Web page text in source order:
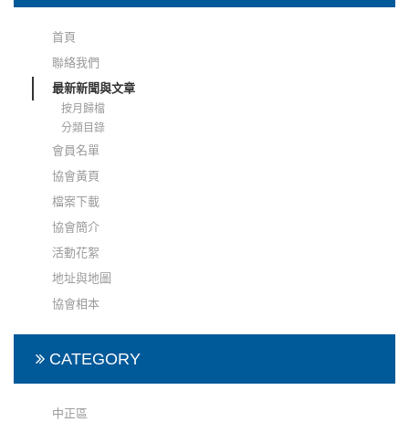
首頁
聯絡我們
最新新聞與文章
按月歸檔
分類目錄
會員名單
協會黃頁
檔案下載
協會簡介
活動花絮
地址與地圖
協會相本
CATEGORY
中正區